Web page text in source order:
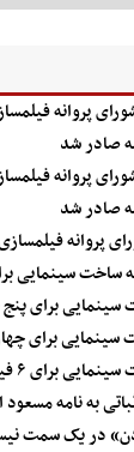
پروانه
پروانه
پروانه فیلمسازی
سینمایی برای ۶
برای پنج
سینمایی برای
۶ فیلمنامه صادر شد
به نامه
در یک سمت